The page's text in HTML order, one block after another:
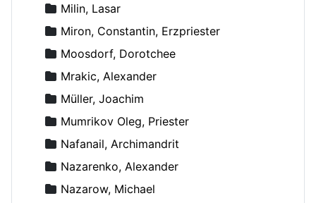
Milin, Lasar
Miron, Constantin, Erzpriester
Moosdorf, Dorotchee
Mrakic, Alexander
Müller, Joachim
Mumrikov Oleg, Priester
Nafanail, Archimandrit
Nazarenko, Alexander
Nazarow, Michael